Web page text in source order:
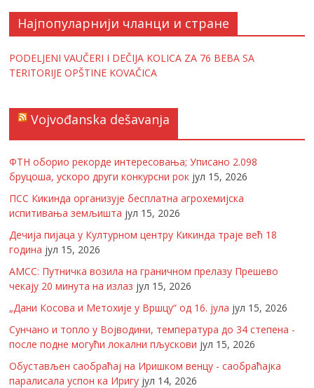
Најпопуларнији чланци и стране
PODELJENI VAUČERI I DEČIJA KOLICA ZA 76 BEBA SA
TERITORIJE OPŠTINE KOVAČICA
Vojvođanska dešavanja
ФТН оборио рекорде интересовања; Уписано 2.098
бруцоша, ускоро други конкурсни рок јул 15, 2026
ПСС Кикинда организује бесплатна агрохемијска
испитивања земљишта јул 15, 2026
Дечија пијаца у Културном центру Кикинда траје већ 18
година јул 15, 2026
АМСС: Путничка возила на граничном прелазу Прешево
чекају 20 минута на излаз јул 15, 2026
„Дани Косова и Метохије у Вршцу“ од 16. јула јул 15, 2026
Сунчано и топло у Војводини, температура до 34 степена -
после подне могући локални пљускови јул 15, 2026
Обустављен саобраћај на Иришком венцу - саобраћајка
паралисала успон ка Иригу јул 14, 2026